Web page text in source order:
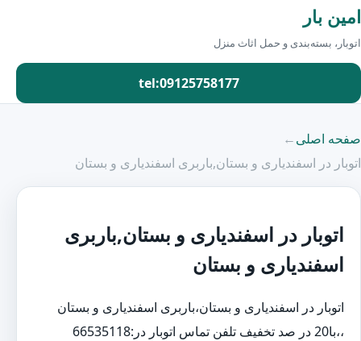
امین بار
اتوبار، بسته‌بندی و حمل اثاث منزل
tel:09125758177
صفحه اصلی←
اتوبار در اسفندیاری و بستان,باربری اسفندیاری و بستان
اتوبار در اسفندیاری و بستان,باربری
اسفندیاری و بستان
اتوبار در اسفندیاری و بستان،باربری اسفندیاری و بستان
،،با20 در صد تخفیف تلفن تماس اتوبار در:66535118